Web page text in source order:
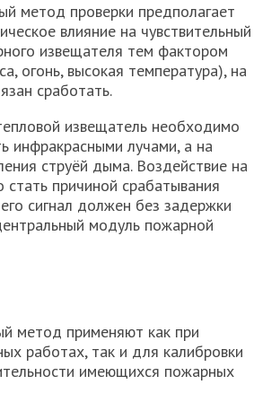
метод проверки предполагает
влияние на чувствительный
извещателя тем фактором
огонь, высокая температура), на
сработать.
извещатель необходимо
инфракрасными лучами, а на
струёй дыма. Воздействие на
причиной срабатывания
сигнал должен без задержки
модуль пожарной
метод применяют как при
работах, так и для калибровки
имеющихся пожарных